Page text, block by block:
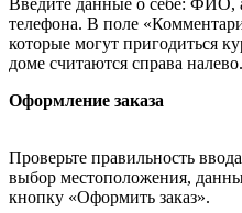
Введите данные о себе: ФИО,
телефона. В поле
которые могут пригодиться
доме считаются справа налево.
Оформление заказа
Проверьте правильность
выбор местоположения,
кнопку «Оформить заказ».